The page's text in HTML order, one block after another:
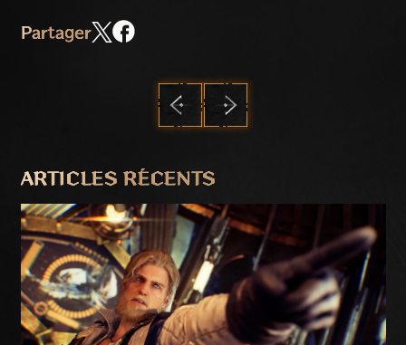
Partager
ARTICLES RÉCENTS